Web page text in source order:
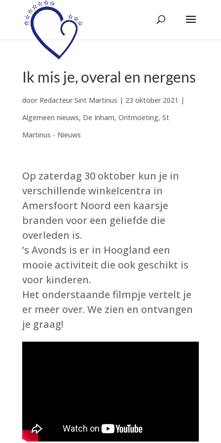
Ik mis je, overal en nergens
door Redacteur Sint Martinus | 23 oktober 2021 |
Algemeen nieuws, De Inham, Ontmoeting, St
Martinus - Nieuws
Op zaterdag 30 oktober kun je in
verschillende winkelcentra in
Amersfoort Noord een kaarsje
branden voor een geliefde die
overleden is.
’s Avonds is er in Hoogland een
mooie activiteit die ook geschikt is
voor kinderen.
Het onderstaande filmpje vertelt je
er meer over. We zien en ontvangen
je graag!